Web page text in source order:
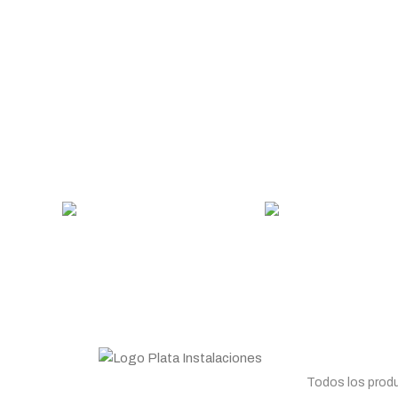
Todos los